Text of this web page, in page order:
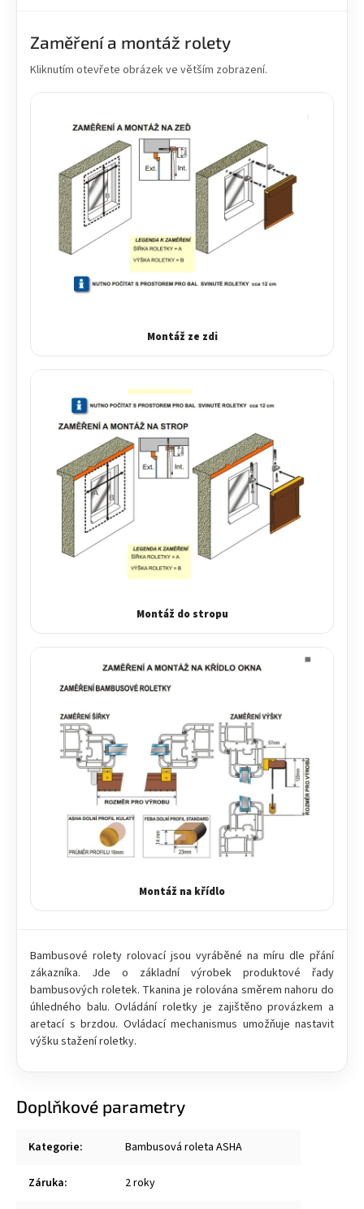
Zaměření a montáž rolety
Kliknutím otevřete obrázek ve větším zobrazení.
Montáž ze zdi
Montáž do stropu
Montáž na křídlo
Bambusové rolety rolovací jsou vyráběné na míru dle přání
zákazníka. Jde o základní výrobek produktové řady
bambusových roletek. Tkanina je rolována směrem nahoru do
úhledného balu. Ovládání roletky je zajištěno provázkem a
aretací s brzdou. Ovládací mechanismus umožňuje nastavit
výšku stažení roletky.
Doplňkové parametry
Kategorie: Bambusová roleta ASHA
Záruka: 2 roky